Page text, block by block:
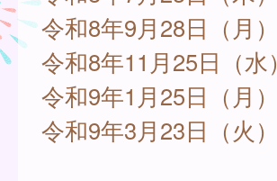
令和8年9月28日（月）
令和8年11月25日（水）
令和9年1月25日（月）
令和9年3月23日（火）